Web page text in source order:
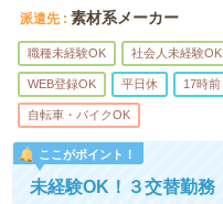
派遣先 素材系メーカー
職種未経験OK 社会人未経験OK
WEB登録OK 平日休 17時
自転車・バイクOK
ここがポイント！
未経験OK！３交替勤務